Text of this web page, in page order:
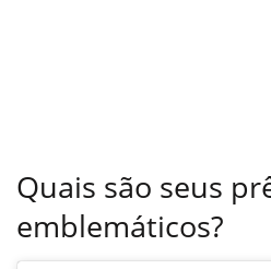
Quais são seus
emblemáticos?